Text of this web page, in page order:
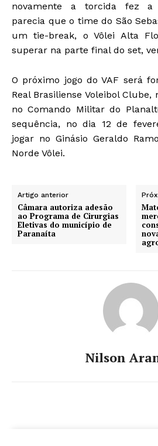
novamente a torcida fez a
parecia que o time do São
um tie-break, o Vôlei Alta
superar na parte final do set,
O próximo jogo do VAF será
Real Brasiliense Voleibol
no Comando Militar do
sequência, no dia 12 de
jogar no Ginásio Geraldo
Norde Vôlei.
Artigo anterior
Câmara autoriza adesão
ao Programa de Cirurgias
Eletivas do município de
Paranaíta
Nilson